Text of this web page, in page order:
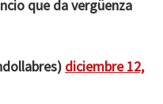
que da vergüenza
diciembre 12,